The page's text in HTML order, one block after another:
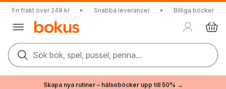
Fri frakt över 249 kr • Snabba leveranser • Billiga böcker
Sök bok, spel, pussel, penna...
Skapa nya rutiner – hälsoböcker upp till 50% →